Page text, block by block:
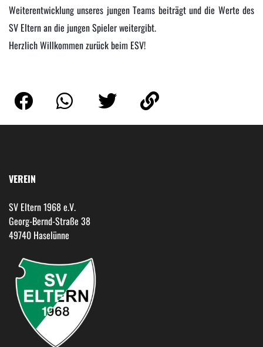
Weiterentwicklung unseres jungen Teams beiträgt und die Werte des
SV Eltern an die jungen Spieler weitergibt.
Herzlich Willkommen zurück beim ESV!
VEREIN
SV Eltern 1968 e.V.
Georg-Bernd-Straße 38
49740 Haselünne